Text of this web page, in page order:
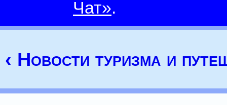
Чат».
‹ Новости туризма и